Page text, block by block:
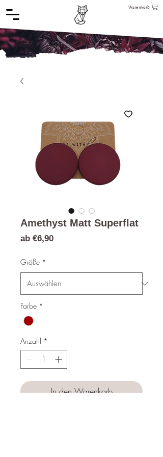
Warenkorb
Amethyst Matt Superflat
ab €6,90Sale-
Größe *
Farbe *
Anzahl *
In den Warenkorb